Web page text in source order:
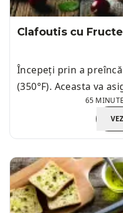
Clafoutis cu
Începeți prin a
(350°F). Aceasta va
65